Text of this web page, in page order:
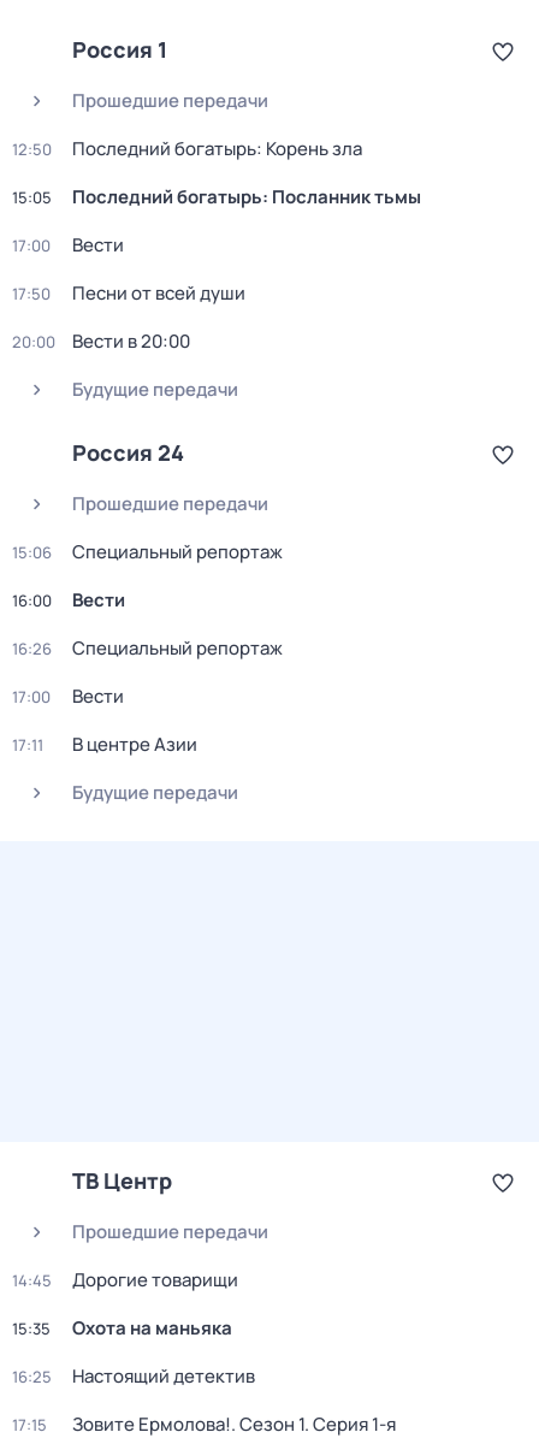
Россия 1
Прошедшие передачи
12:50 Последний богатырь: Корень зла
15:05 Последний богатырь: Посланник тьмы
17:00 Вести
17:50 Песни от всей души
20:00
Вести в 20:00
Будущие передачи
Россия 24
Прошедшие передачи
15:06 Специальный репортаж
16:00 Вести
16:26 Специальный репортаж
17:00 Вести
17:11
В центре Азии
Будущие передачи
ТВ Центр
Прошедшие передачи
14:45 Дорогие товарищи
15:35 Охота на маньяка
16:25 Настоящий детектив
17:15 Зовите Ермолова!. Сезон 1. Серия 1-я